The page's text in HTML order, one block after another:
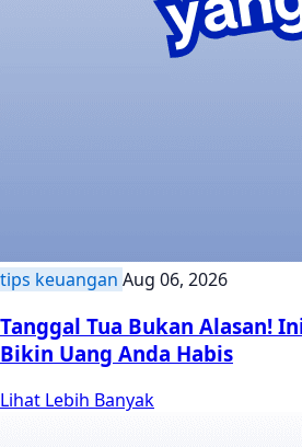
tips keuangan Aug 06, 2026
Tanggal Tua Bukan Alasan!
Bikin Uang Anda Habis
Lihat Lebih Banyak